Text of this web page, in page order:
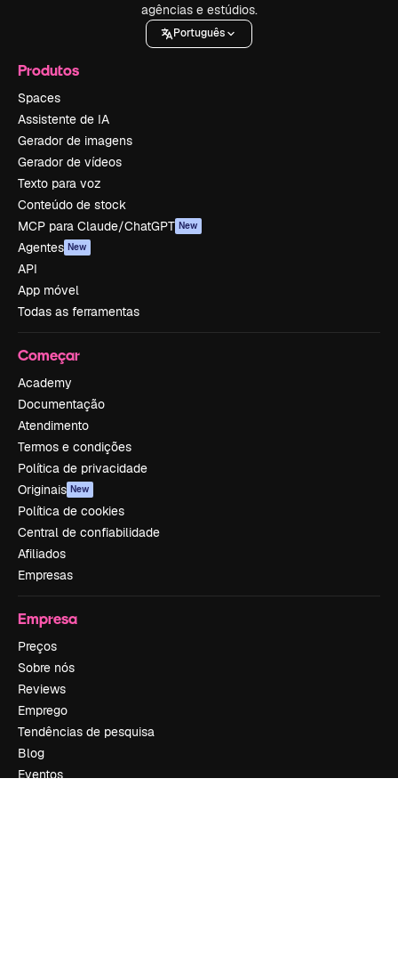
agências e estúdios.
Português
Produtos
Spaces
Assistente de IA
Gerador de imagens
Gerador de vídeos
Texto para voz
Conteúdo de stock
MCP para Claude/ChatGPT New
Agentes New
API
App móvel
Todas as ferramentas
Começar
Academy
Documentação
Atendimento
Termos e condições
Política de privacidade
Originais New
Política de cookies
Central de confiabilidade
Afiliados
Empresas
Empresa
Preços
Sobre nós
Reviews
Emprego
Tendências de pesquisa
Blog
Eventos